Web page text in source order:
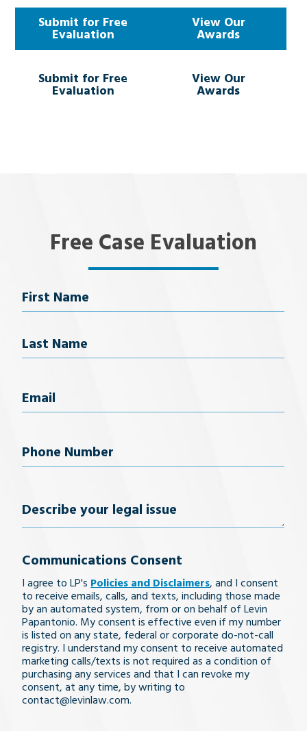
Agree(Required)
Submit for Free
Evaluation
View Our
Awards
Submit for Free
Evaluation
View Our
Awards
Free Case Evaluation
Name
Email
Phone
Describe
legal
issue
Communications Consent
I agree to LP's Policies and Disclaimers, and I consent
to receive emails, calls, and texts, including those made
by an automated system, from or on behalf of Levin
Papantonio. My consent is effective even if my number
is listed on any state, federal or corporate do-not-call
registry. I understand my consent to receive automated
marketing calls/texts is not required as a condition of
purchasing any services and that I can revoke my
consent, at any time, by writing to
contact@levinlaw.com.